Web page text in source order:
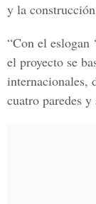
y la
“Con el eslogan
el proyecto se
internacionales,
cuatro paredes